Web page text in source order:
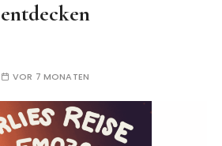
entdecken
VOR 7 MONATEN